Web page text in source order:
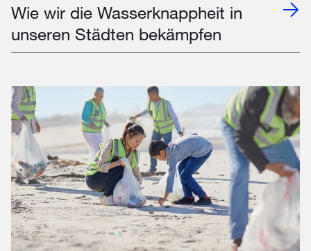
Wie wir die Wasserknappheit in
unseren Städten bekämpfen